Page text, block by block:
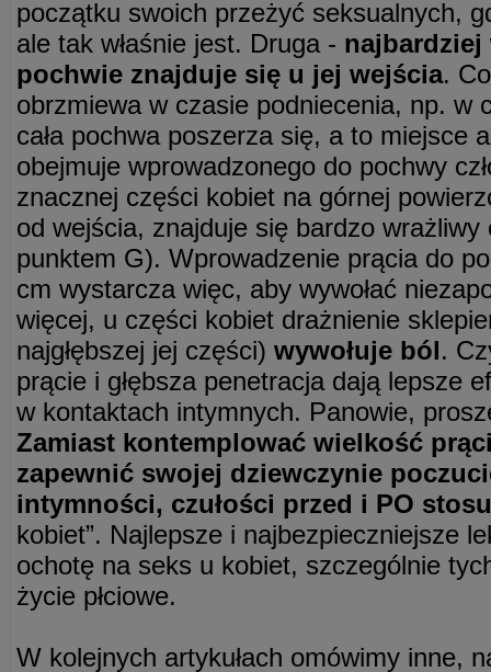
początku swoich przeżyć seksualnych,
ale tak właśnie jest. Druga - najbardziej
pochwie znajduje się u jej wejścia.
obrzmiewa w czasie podniecenia, np. w
cała pochwa poszerza się, a to miejsce
obejmuje wprowadzonego do pochwy
znacznej części kobiet na górnej
od wejścia, znajduje się bardzo
punktem G). Wprowadzenie prącia do
cm wystarcza więc, aby wywołać
więcej, u części kobiet drażnienie
najgłębszej jej części) wywołuje ból.
prącie i głębsza penetracja dają lepsze
w kontaktach intymnych. Panowie,
Zamiast kontemplować wielkość
zapewnić swojej dziewczynie
intymności, czułości przed i PO
kobiet”. Najlepsze i najbezpieczniejsze
ochotę na seks u kobiet, szczególnie
życie płciowe.
W kolejnych artykułach omówimy inne,